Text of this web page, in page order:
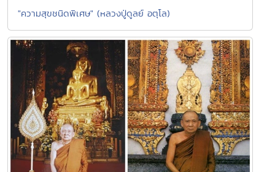
"ความสุขชนิดพิเศษ" (หลวงปู่ดูลย์ อตุโล)